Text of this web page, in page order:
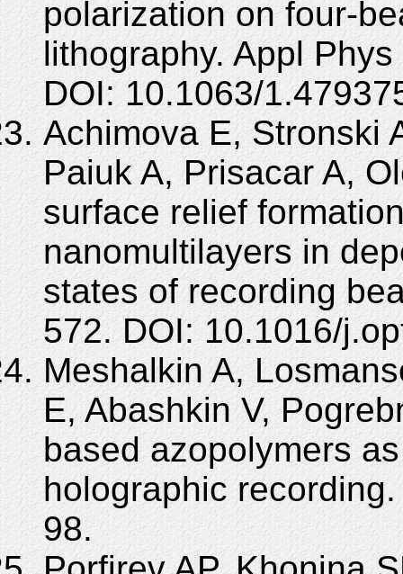
polarization on four-
lithography. Appl
DOI: 10.1063/
Achimova E, Stronski
Paiuk A, Prisacar A,
surface relief
nanomultilayers in
states of recording
572. DOI: 10.1016/
Meshalkin A,
E, Abashkin V,
based azopolymers
holographic
98.